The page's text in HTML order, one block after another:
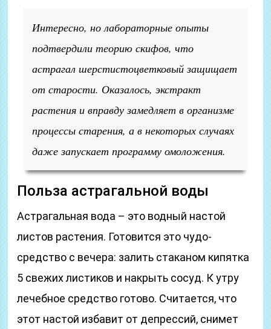
Интересно, но лабораторные опыты
подтвердили теорию скифов, что
астрагал шерстистоцветковый защищает
от старости. Оказалось, экстракт
растения и вправду замедляет в организме
процессы старения, а в некоторых случаях
даже запускает программу омоложения.
Польза астрагальной воды
Астрагальная вода – это водный настой
листов растения. Готовится это чудо-
средство с вечера: залить стаканом кипятка
5 свежих листиков и накрыть сосуд. К утру
лечебное средство готово. Считается, что
этот настой избавит от депрессий, снимет